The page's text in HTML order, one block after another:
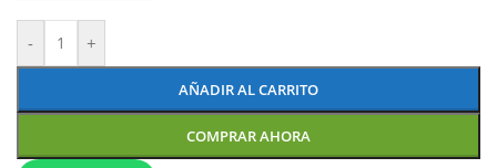
- +
AÑADIR AL CARRITO
COMPRAR AHORA